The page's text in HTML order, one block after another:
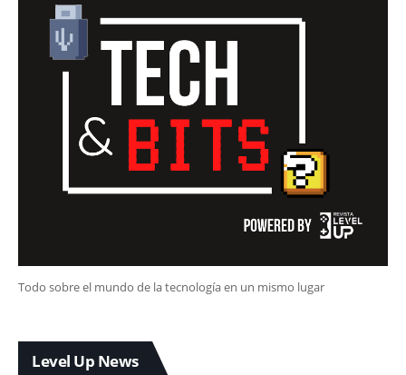
Todo sobre el mundo de la tecnología en un mismo lugar
Level Up News